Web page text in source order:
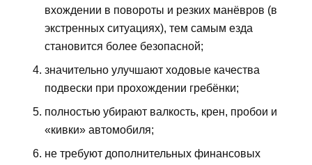
вхождении в повороты и резких манёвров (в
экстренных ситуациях), тем самым езда
становится более безопасной;
значительно улучшают ходовые качества
подвески при прохождении гребёнки;
полностью убирают валкость, крен, пробои и
«кивки» автомобиля;
не требуют дополнительных финансовых